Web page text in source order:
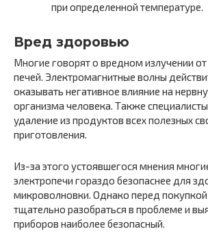
при определенной температуре.
Вред здоровью
Многие говорят о вредном излучении
печей. Электромагнитные волны
оказывать негативное влияние на
организма человека. Также
удаление из продуктов всех полезных
приготовления.
Из-за этого устоявшегося мнения
электропечи гораздо безопаснее для
микроволновки. Однако перед
тщательно разобраться в проблеме и
приборов наиболее безопасный.